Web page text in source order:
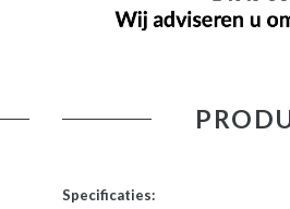
Specificaties: